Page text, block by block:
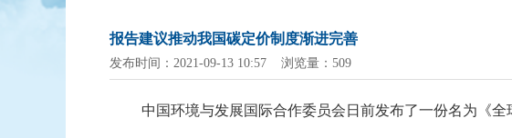
报告建议推动我国碳定价制度渐进完善
发布时间：2021-09-13 10:57 浏览量：509
中国环境与发展国际合作委员会日前发布了一份名为《